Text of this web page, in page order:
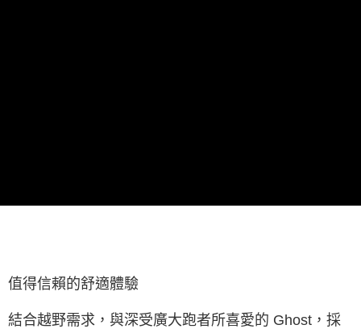
值得信賴的舒適體驗
結合越野需求，與深受廣大跑者所喜愛的 Ghost，採